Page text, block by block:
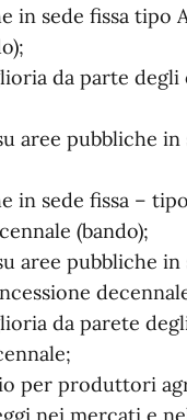
in sede fissa tipo
da parte
aree pubbliche in
sede fissa –
(bando);
aree pubbliche in
da parete
per produttori